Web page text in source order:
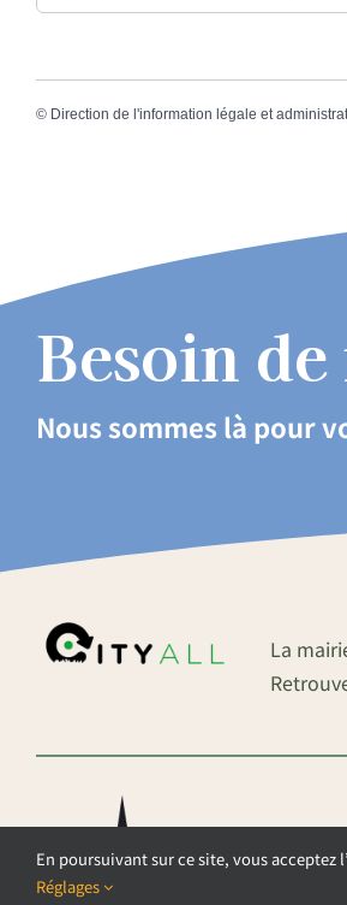
© Direction de l'information légale et
Besoin
Nous sommes là pour
La
En poursuivant sur ce site, vous
Réglages